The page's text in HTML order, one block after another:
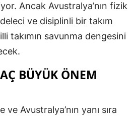
Ancak Avustralya’nın fizik
ve disiplinli bir takım
takımın savunma dengesini
BÜYÜK ÖNEM
ve Avustralya’nın yanı sıra